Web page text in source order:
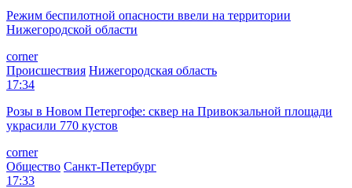
Режим беспилотной опасности ввели на территории
Нижегородской области
corner
Происшествия Нижегородская область
17:34
Розы в Новом Петергофе: сквер на Привокзальной площади
украсили 770 кустов
corner
Общество Санкт-Петербург
17:33